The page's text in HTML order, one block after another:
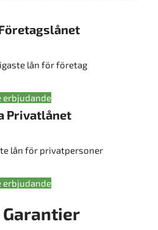
lån för företag
erbjudande
Privatlånet
lån för privatpersoner
erbjudande